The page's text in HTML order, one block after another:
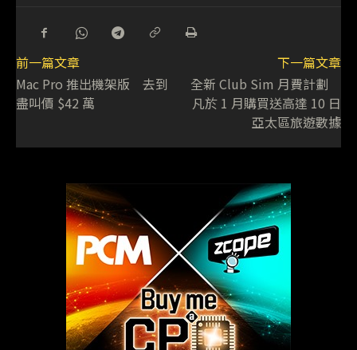
前一篇文章
Mac Pro 推出機架版 去到
盡叫價 $42 萬
下一篇文章
全新 Club Sim 月費計劃
凡於 1 月購買送高達 10 日
亞太區旅遊數據